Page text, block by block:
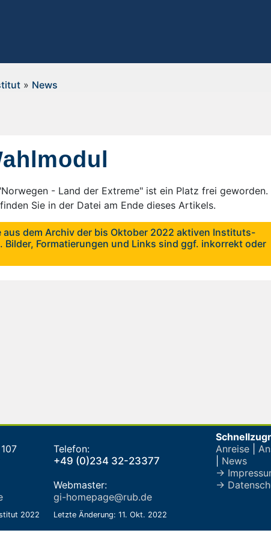
» News
- Land der Extreme" ist ein Platz frei geworden.
Sie in der Datei am Ende dieses Artikels.
aus dem Archiv der bis Oktober 2022 aktiven Instituts-
Bilder, Formatierungen und Links sind ggf. inkorrekt oder
Telefon:
+49 (0)234 32-23377
Webmaster:
gi-homepage@rub.de
Anreise|
News
→
→
2022 Letzte Änderung: 11. Okt. 2022